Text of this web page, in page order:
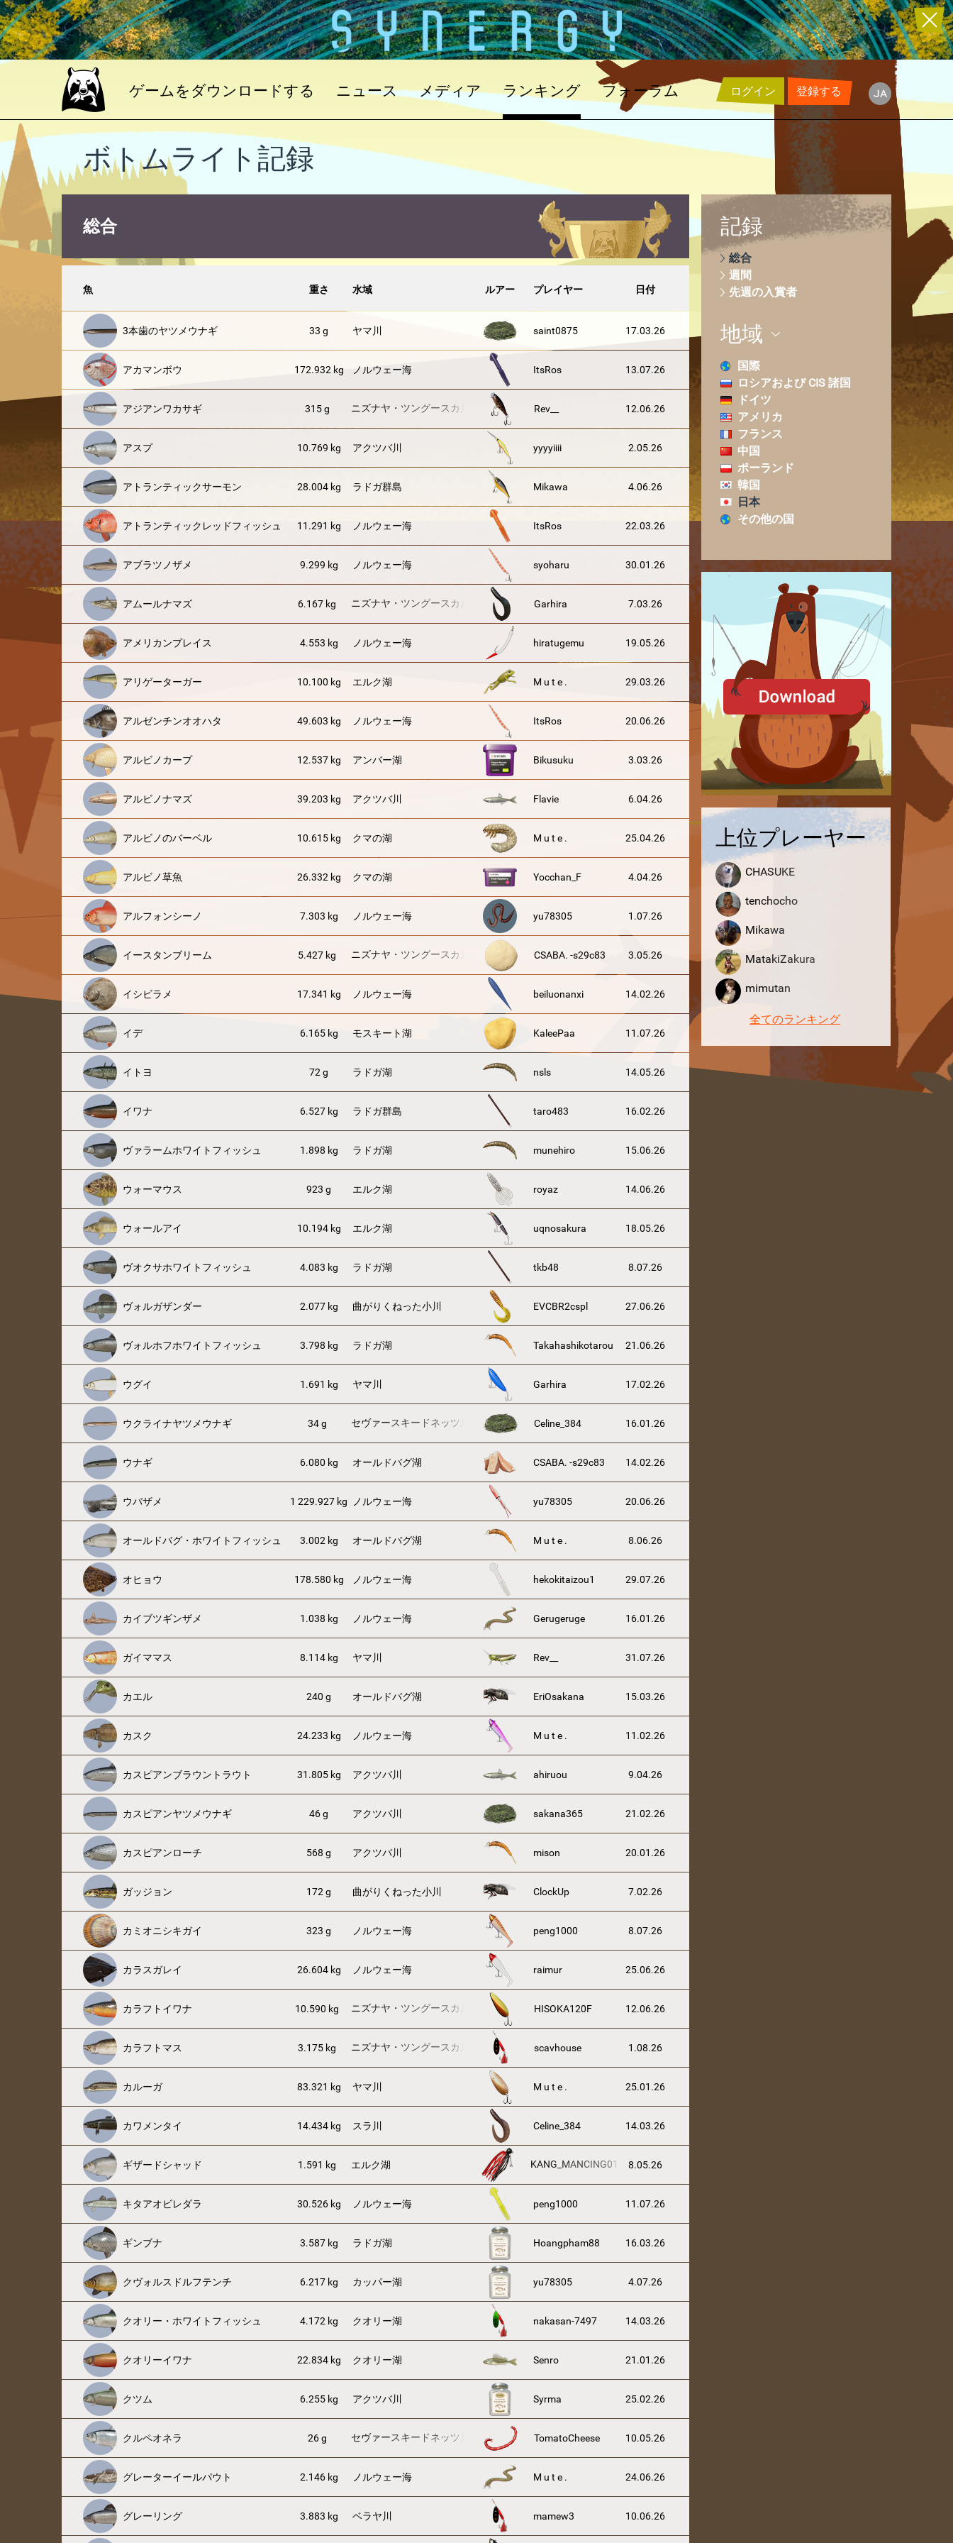
ゲームをダウンロードする ニュース メディア ランキング フォーラム ja
ログイン 登録する
ボトムライト記録
総合
魚 重さ 水域 ルアー プレイヤー 日付
3本歯のヤツメウナギ 33 g ヤマ川 saint0875 17.03.26
アカマンボウ 172.932 kg ノルウェー海 ItsRos 13.07.26
アジアンワカサギ 315 g ニズナヤ・ツングースカ川 Rev__ 12.06.26
アスプ 10.769 kg アクツバ川 yyyyiiii 2.05.26
アトランティックサーモン 28.004 kg ラドガ群島 Mikawa 4.06.26
アトランティックレッドフィッシュ 11.291 kg ノルウェー海 ItsRos 22.03.26
アブラツノザメ 9.299 kg ノルウェー海 syoharu 30.01.26
アムールナマズ 6.167 kg ニズナヤ・ツングースカ川 Garhira 7.03.26
アメリカンプレイス 4.553 kg ノルウェー海 hiratugemu 19.05.26
アリゲーターガー 10.100 kg エルク湖 M u t e . 29.03.26
アルゼンチンオオハタ 49.603 kg ノルウェー海 ItsRos 20.06.26
アルビノカープ 12.537 kg アンバー湖 Bikusuku 3.03.26
アルビノナマズ 39.203 kg アクツバ川 Flavie 6.04.26
アルビノのバーベル 10.615 kg クマの湖 M u t e . 25.04.26
アルビノ草魚 26.332 kg クマの湖 Yocchan_F 4.04.26
アルフォンシーノ 7.303 kg ノルウェー海 yu78305 1.07.26
イースタンブリーム 5.427 kg ニズナヤ・ツングースカ川 CSABA. -s29c83 3.05.26
イシビラメ 17.341 kg ノルウェー海 beiluonanxi 14.02.26
イデ 6.165 kg モスキート湖 KaleePaa 11.07.26
イトヨ 72 g ラドガ湖 nsls 14.05.26
イワナ 6.527 kg ラドガ群島 taro483 16.02.26
ヴァラームホワイトフィッシュ 1.898 kg ラドガ湖 munehiro 15.06.26
ウォーマウス 923 g エルク湖 royaz 14.06.26
ウォールアイ 10.194 kg エルク湖 uqnosakura 18.05.26
ヴオクサホワイトフィッシュ 4.083 kg ラドガ湖 tkb48 8.07.26
ヴォルガザンダー 2.077 kg 曲がりくねった小川 EVCBR2cspl 27.06.26
ヴォルホフホワイトフィッシュ 3.798 kg ラドガ湖 Takahashikotarou 21.06.26
ウグイ 1.691 kg ヤマ川 Garhira 17.02.26
ウクライナヤツメウナギ 34 g セヴァースキードネッツ川 Celine_384 16.01.26
ウナギ 6.080 kg オールドバグ湖 CSABA. -s29c83 14.02.26
ウバザメ 1 229.927 kg ノルウェー海 yu78305 20.06.26
オールドバグ・ホワイトフィッシュ 3.002 kg オールドバグ湖 M u t e . 8.06.26
オヒョウ 178.580 kg ノルウェー海 hekokitaizou1 29.07.26
カイブツギンザメ 1.038 kg ノルウェー海 Gerugeruge 16.01.26
ガイママス 8.114 kg ヤマ川 Rev__ 31.07.26
カエル 240 g オールドバグ湖 EriOsakana 15.03.26
カスク 24.233 kg ノルウェー海 M u t e . 11.02.26
カスピアンブラウントラウト 31.805 kg アクツバ川 ahiruou 9.04.26
カスピアンヤツメウナギ 46 g アクツバ川 sakana365 21.02.26
カスピアンローチ 568 g アクツバ川 mison 20.01.26
ガッジョン 172 g 曲がりくねった小川 ClockUp 7.02.26
カミオニシキガイ 323 g ノルウェー海 peng1000 8.07.26
カラスガレイ 26.604 kg ノルウェー海 raimur 25.06.26
カラフトイワナ 10.590 kg ニズナヤ・ツングースカ川 HISOKA120F 12.06.26
カラフトマス 3.175 kg ニズナヤ・ツングースカ川 scavhouse 1.08.26
カルーガ 83.321 kg ヤマ川 M u t e . 25.01.26
カワメンタイ 14.434 kg スラ川 Celine_384 14.03.26
ギザードシャッド 1.591 kg エルク湖 KANG_MANCING01 8.05.26
キタアオビレダラ 30.526 kg ノルウェー海 peng1000 11.07.26
ギンブナ 3.587 kg ラドガ湖 Hoangpham88 16.03.26
クヴォルスドルフテンチ 6.217 kg カッパー湖 yu78305 4.07.26
クオリー・ホワイトフィッシュ 4.172 kg クオリー湖 nakasan-7497 14.03.26
クオリーイワナ 22.834 kg クオリー湖 Senro 21.01.26
クツム 6.255 kg アクツバ川 Syrma 25.02.26
クルペオネラ 26 g セヴァースキードネッツ川 TomatoCheese 10.05.26
グレーターイールパウト 2.146 kg ノルウェー海 M u t e . 24.06.26
グレーリング 3.883 kg ベラヤ川 mamew3 10.06.26
記録
総合
週間
先週の入賞者
地域
国際
ロシアおよび CIS 諸国
ドイツ
アメリカ
フランス
中国
ポーランド
韓国
日本
その他の国
上位プレーヤー
CHASUKE
tenchocho
Mikawa
MatakiZakura
mimutan
全てのランキング